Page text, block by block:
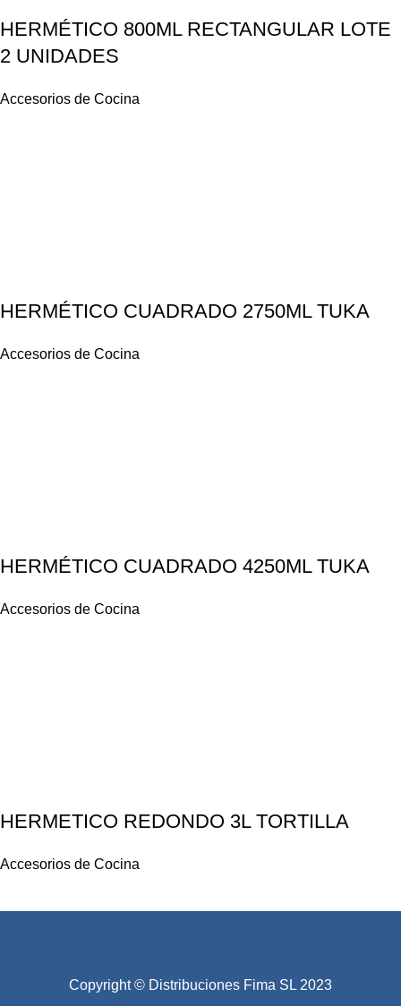
HERMÉTICO 800ML RECTANGULAR LOTE
2 UNIDADES
Accesorios de Cocina
HERMÉTICO CUADRADO 2750ML TUKA
Accesorios de Cocina
HERMÉTICO CUADRADO 4250ML TUKA
Accesorios de Cocina
HERMETICO REDONDO 3L TORTILLA
Accesorios de Cocina
Copyright © Distribuciones Fima SL 2023